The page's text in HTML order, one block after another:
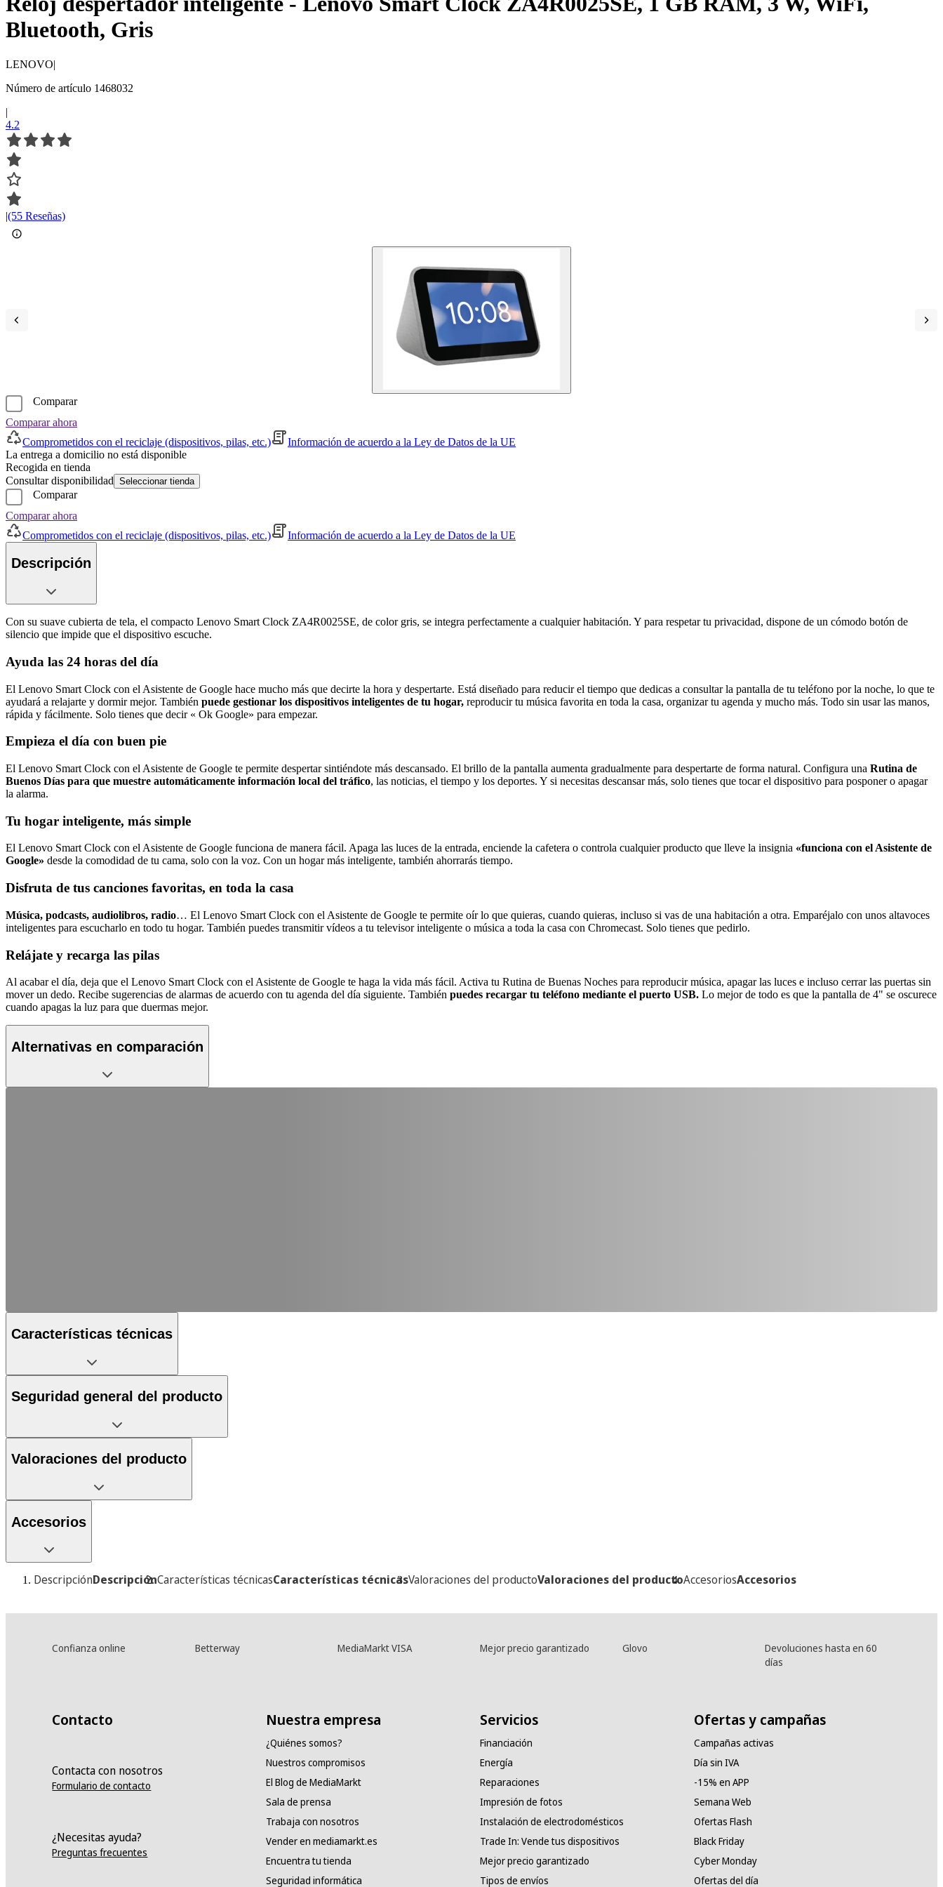
Bluetooth, Gris
LENOVO|
Número de artículo 1468032
|
4.2
|(55 Reseñas)
Comparar
Comparar ahora
Comprometidos con el reciclaje (dispositivos, pilas, etc.)
Información de acuerdo a la Ley de Datos de la UE
La entrega a domicilio no está disponible
Recogida en tienda
Consultar disponibilidad Seleccionar tienda
Comparar
Comparar ahora
Comprometidos con el reciclaje (dispositivos, pilas, etc.)
Información de acuerdo a la Ley de Datos de la UE
Descripción
Con su suave cubierta de tela, el compacto Lenovo Smart Clock ZA4R0025SE, de color gris, se integra perfectamente a cualquier habitación. Y para respetar tu privacidad, dispone de un cómodo botón de
silencio que impide que el dispositivo escuche.
Ayuda las 24 horas del día
El Lenovo Smart Clock con el Asistente de Google hace mucho más que decirte la hora y despertarte. Está diseñado para reducir el tiempo que dedicas a consultar la pantalla de tu teléfono por la noche, lo que te
ayudará a relajarte y dormir mejor. También puede gestionar los dispositivos inteligentes de tu hogar, reproducir tu música favorita en toda la casa, organizar tu agenda y mucho más. Todo sin usar las manos,
rápida y fácilmente. Solo tienes que decir « Ok Google» para empezar.
Empieza el día con buen pie
El Lenovo Smart Clock con el Asistente de Google te permite despertar sintiéndote más descansado. El brillo de la pantalla aumenta gradualmente para despertarte de forma natural. Configura una Rutina de
Buenos Días para que muestre automáticamente información local del tráfico, las noticias, el tiempo y los deportes. Y si necesitas descansar más, solo tienes que tocar el dispositivo para posponer o apagar
la alarma.
Tu hogar inteligente, más simple
El Lenovo Smart Clock con el Asistente de Google funciona de manera fácil. Apaga las luces de la entrada, enciende la cafetera o controla cualquier producto que lleve la insignia «funciona con el Asistente de
Google» desde la comodidad de tu cama, solo con la voz. Con un hogar más inteligente, también ahorrarás tiempo.
Disfruta de tus canciones favoritas, en toda la casa
Música, podcasts, audiolibros, radio… El Lenovo Smart Clock con el Asistente de Google te permite oír lo que quieras, cuando quieras, incluso si vas de una habitación a otra. Emparéjalo con unos altavoces
inteligentes para escucharlo en todo tu hogar. También puedes transmitir vídeos a tu televisor inteligente o música a toda la casa con Chromecast. Solo tienes que pedirlo.
Relájate y recarga las pilas
Al acabar el día, deja que el Lenovo Smart Clock con el Asistente de Google te haga la vida más fácil. Activa tu Rutina de Buenas Noches para reproducir música, apagar las luces e incluso cerrar las puertas sin
mover un dedo. Recibe sugerencias de alarmas de acuerdo con tu agenda del día siguiente. También puedes recargar tu teléfono mediante el puerto USB. Lo mejor de todo es que la pantalla de 4" se oscurece
cuando apagas la luz para que duermas mejor.
Alternativas en comparación
Características técnicas
Seguridad general del producto
Valoraciones del producto
Accesorios
DescripciónDescripciónCaracterísticas técnicasCaracterísticas técnicasValoraciones del productoValoraciones del productoAccesoriosAccesorios
Confianza online Betterway MediaMarkt VISA Mejor precio garantizado Glovo
Devoluciones hasta en 60
días
Contacto
Contacta con nosotros
Formulario de contacto
¿Necesitas ayuda?
Preguntas frecuentes
Nuestra empresa
¿Quiénes somos?
Nuestros compromisos
El Blog de MediaMarkt
Sala de prensa
Trabaja con nosotros
Vender en mediamarkt.es
Encuentra tu tienda
Seguridad informática
Servicios
Financiación
Energía
Reparaciones
Impresión de fotos
Instalación de electrodomésticos
Trade In: Vende tus dispositivos
Mejor precio garantizado
Tipos de envíos
Ofertas y campañas
Campañas activas
Día sin IVA
-15% en APP
Semana Web
Ofertas Flash
Black Friday
Cyber Monday
Ofertas del día